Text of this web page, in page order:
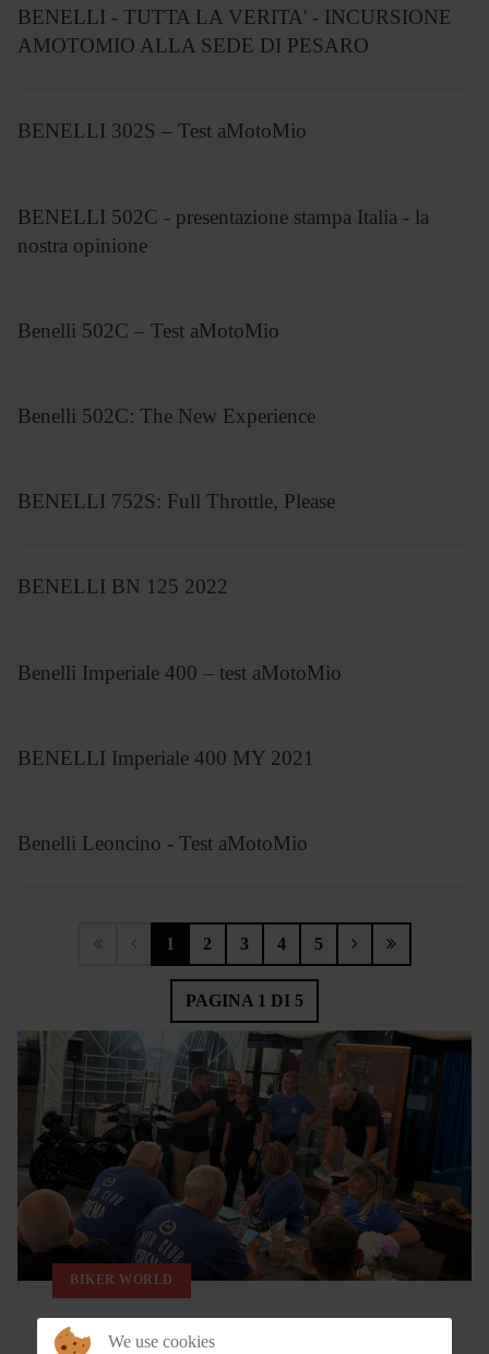
BENELLI - TUTTA LA VERITA' - INCURSIONE
AMOTOMIO ALLA SEDE DI PESARO
BENELLI 302S – Test aMotoMio
BENELLI 502C - presentazione stampa Italia - la
nostra opinione
Benelli 502C – Test aMotoMio
Benelli 502C: The New Experience
BENELLI 752S: Full Throttle, Please
BENELLI BN 125 2022
Benelli Imperiale 400 – test aMotoMio
BENELLI Imperiale 400 MY 2021
Benelli Leoncino - Test aMotoMio
PAGINA 1 DI 5
1 2 3 4 5
BIKER WORLD
Casa del Pellegrino - Aperitivo Bikers di
We use cookies